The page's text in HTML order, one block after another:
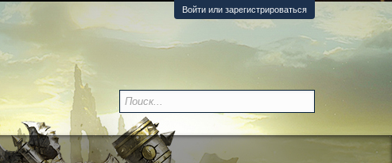
Войти или зарегистрироваться